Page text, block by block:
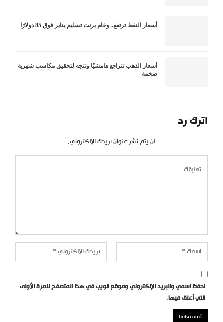
أسعار النفط ترتفع.. وخام برنت تسليم يناير فوق 85 دولارًا
أسعار الذهب تتراجع هامشيًا وتتجه لتحقيق مكاسب شهرية
ضخمة
اترك رد
لن يتم نشر عنوان بريدك الإلكتروني.
احفظ اسمي والبريد الإلكتروني وموقع الويب في هذا المتصفح للمرة الأولى
التي أعلق فيها.